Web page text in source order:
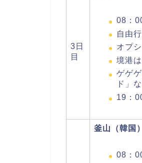
3日
目
08：
自由
オプ
境港
ゲゲ
ド」
19：
釜山（韓国）
08：